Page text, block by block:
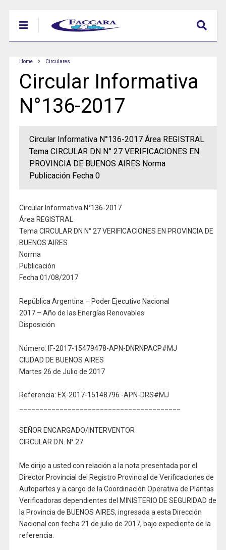
Home Circulares
Circular Informativa
N°136-2017
Circular Informativa N°136-2017 Área REGISTRAL
Tema CIRCULAR DN N° 27 VERIFICACIONES EN
PROVINCIA DE BUENOS AIRES Norma
Publicación Fecha 0
Circular Informativa N°136-2017
Área REGISTRAL
Tema CIRCULAR DN N° 27 VERIFICACIONES EN PROVINCIA DE
BUENOS AIRES
Norma
Publicación
Fecha 01/08/2017
República Argentina – Poder Ejecutivo Nacional
2017 – Año de las Energías Renovables
Disposición
Número: IF-2017-15479478-APN-DNRNPACP#MJ
CIUDAD DE BUENOS AIRES
Martes 26 de Julio de 2017
Referencia: EX-2017-15148796 -APN-DRS#MJ
SEÑOR ENCARGADO/INTERVENTOR
CIRCULAR D.N. N° 27
Me dirijo a usted con relación a la nota presentada por el
Director Provincial del Registro Provincial de Verificaciones de
Autopartes y a cargo de la Coordinación Operativa de Plantas
Verificadoras dependientes del MINISTERIO DE SEGURIDAD de
la Provincia de BUENOS AIRES, ingresada a esta Dirección
Nacional con fecha 21 de julio de 2017, bajo expediente de la
referencia.